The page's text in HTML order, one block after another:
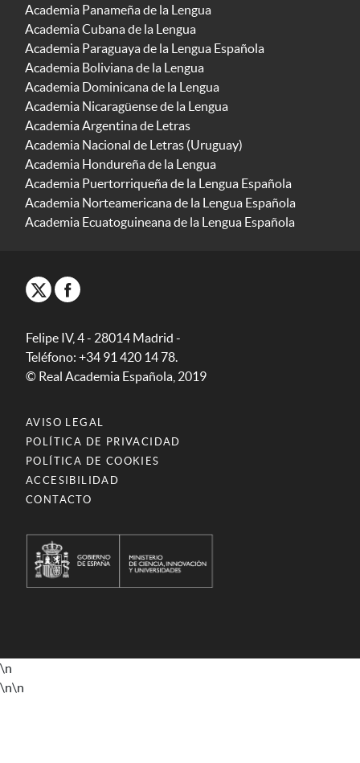
Academia Panameña de la Lengua
Academia Cubana de la Lengua
Academia Paraguaya de la Lengua Española
Academia Boliviana de la Lengua
Academia Dominicana de la Lengua
Academia Nicaragüense de la Lengua
Academia Argentina de Letras
Academia Nacional de Letras (Uruguay)
Academia Hondureña de la Lengua
Academia Puertorriqueña de la Lengua Española
Academia Norteamericana de la Lengua Española
Academia Ecuatoguineana de la Lengua Española
Felipe IV, 4 - 28014 Madrid -
Teléfono: +34 91 420 14 78.
© Real Academia Española, 2019
AVISO LEGAL
POLÍTICA DE PRIVACIDAD
POLÍTICA DE COOKIES
ACCESIBILIDAD
CONTACTO
\n
\n\n